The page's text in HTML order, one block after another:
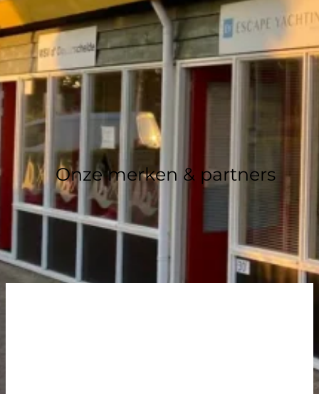
Met meer dan 40 jaar ervaring heeft Escape
200 boten voor tevreden klanten. Of het nu gaat
Onze merken & partners